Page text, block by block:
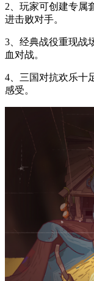
2、玩家可创建专属
进击败对手。
3、经典战役重现战
血对战。
4、三国对抗欢乐十
感受。